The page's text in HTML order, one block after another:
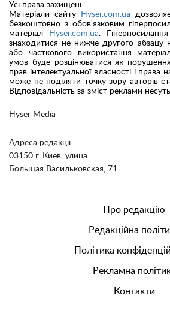
Hyser Media
Адреса редакції
03150 г. Киев, улица
Большая Васильковская, 71
Усі права захищені.
Матеріали сайту
Hyser.com.ua
безкоштовно з обов'язковим
матеріал
Hyser.com.ua.
знаходитися не нижче другого абзацу
або часткового використання
умов буде розцінюватися як
прав інтелектуальної власності і права
може не поділяти точку зору авторів
Відповідальність за зміст реклами
Про редакцію
Редакційна
Політика
Рекламна
Контакти